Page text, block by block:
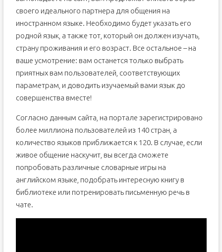
своего идеального партнера для общения на
иностранном языке. Необходимо будет указать его
родной язык, а также тот, который он должен изучать,
страну проживания и его возраст. Все остальное – на
ваше усмотрение: вам останется только выбрать
приятных вам пользователей, соответствующих
параметрам, и доводить изучаемый вами язык до
совершенства вместе!
Согласно данным сайта, на портале зарегистрировано
более миллиона пользователей из 140 стран, а
количество языков приближается к 120. В случае, если
живое общение наскучит, вы всегда сможете
попробовать различные словарные игры на
английском языке, подобрать интересную книгу в
библиотеке или потренировать письменную речь в
чате.